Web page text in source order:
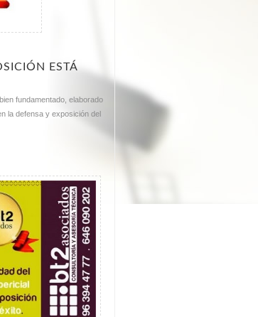
ESTÁ
fundamentado, elaborado
la defensa y exposición del